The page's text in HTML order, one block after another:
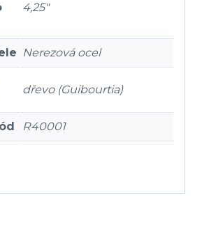
4,25″
Nerezová ocel
dřevo (Guibourtia)
R40001